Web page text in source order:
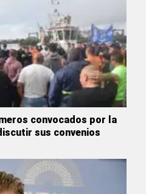
convocados por la
sus convenios